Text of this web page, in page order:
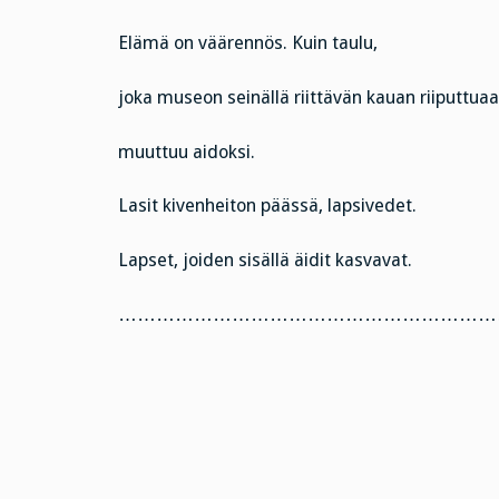
Elämä on väärennös. Kuin taulu,
joka museon seinällä riittävän kauan
muuttuu aidoksi.
Lasit kivenheiton päässä, lapsivedet.
Lapset, joiden sisällä äidit kasvavat.